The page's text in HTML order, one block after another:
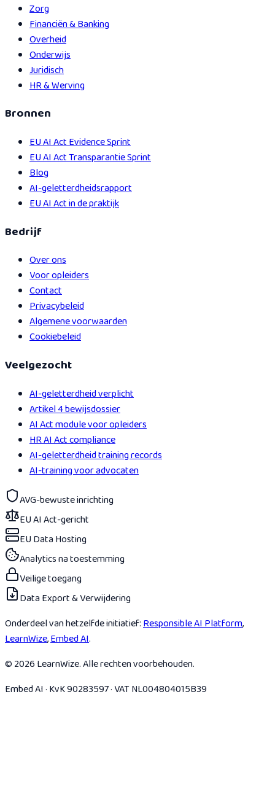
Zorg
Financiën & Banking
Overheid
Onderwijs
Juridisch
HR & Werving
Bronnen
EU AI Act Evidence Sprint
EU AI Act Transparantie Sprint
Blog
AI-geletterdheidsrapport
EU AI Act in de praktijk
Bedrijf
Over ons
Voor opleiders
Contact
Privacybeleid
Algemene voorwaarden
Cookiebeleid
Veelgezocht
AI-geletterdheid verplicht
Artikel 4 bewijsdossier
AI Act module voor opleiders
HR AI Act compliance
AI-geletterdheid training records
AI-training voor advocaten
AVG-bewuste inrichting
EU AI Act-gericht
EU Data Hosting
Analytics na toestemming
Veilige toegang
Data Export & Verwijdering
Onderdeel van hetzelfde initiatief:Responsible AI Platform,
LearnWize,Embed AI.
© 2026 LearnWize. Alle rechten voorbehouden.
Embed AI · KvK 90283597 · VAT NL004804015B39